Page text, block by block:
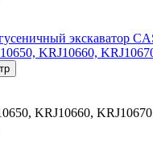
KRJ10660, KRJ10670